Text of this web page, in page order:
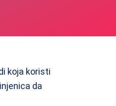
koja koristi
da